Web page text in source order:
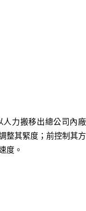
人力搬移出總公司內廠
整其緊度；前控制其方
度。